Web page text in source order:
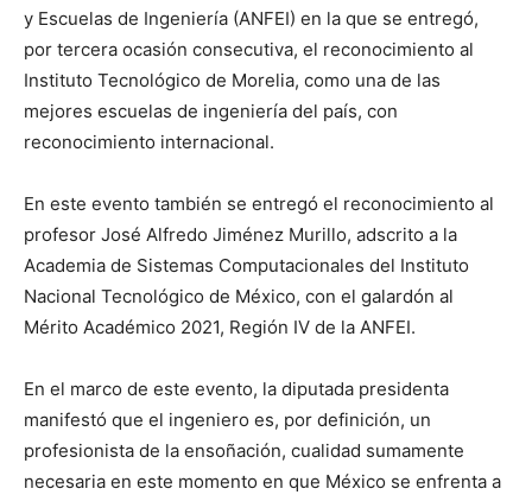
y Escuelas de Ingeniería (ANFEI) en la que se entregó,
por tercera ocasión consecutiva, el reconocimiento al
Instituto Tecnológico de Morelia, como una de las
mejores escuelas de ingeniería del país, con
reconocimiento internacional.
En este evento también se entregó el reconocimiento al
profesor José Alfredo Jiménez Murillo, adscrito a la
Academia de Sistemas Computacionales del Instituto
Nacional Tecnológico de México, con el galardón al
Mérito Académico 2021, Región IV de la ANFEI.
En el marco de este evento, la diputada presidenta
manifestó que el ingeniero es, por definición, un
profesionista de la ensoñación, cualidad sumamente
necesaria en este momento en que México se enfrenta a